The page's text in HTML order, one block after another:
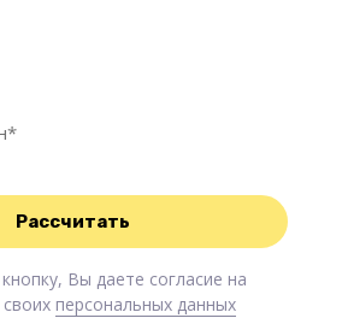
Вы даете согласие на
персональных данных